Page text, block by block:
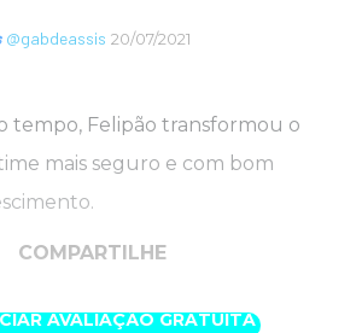
@gabdeassis 20/07/2021
tempo, Felipão transformou o
mais seguro e com bom
COMPARTILHE
AVALIAÇÃO GRATUITA